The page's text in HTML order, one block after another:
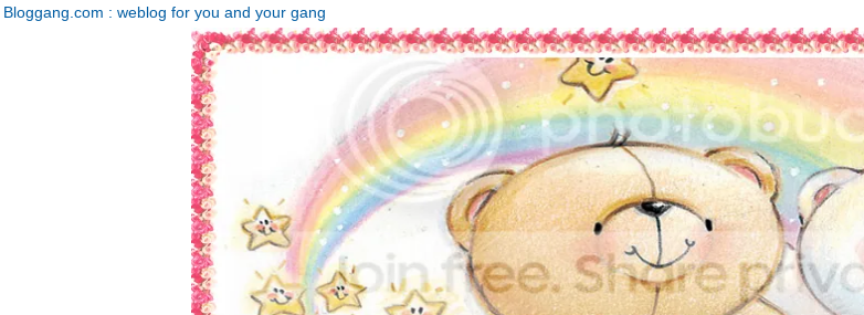
Bloggang.com : weblog for you and your gang